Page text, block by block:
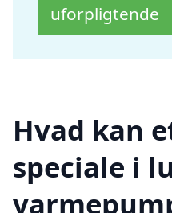
uforpligtende
Hvad kan
speciale i